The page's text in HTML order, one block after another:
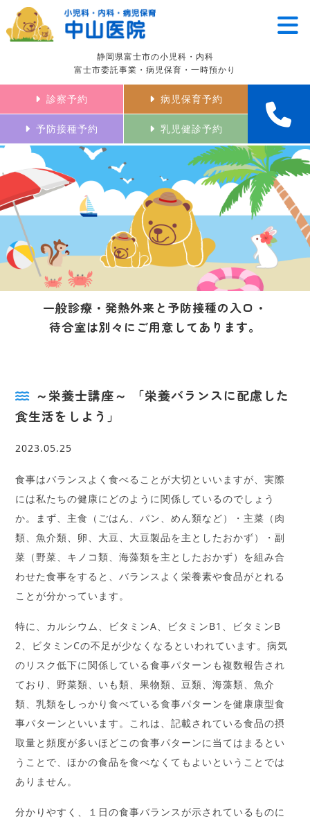
静岡県富士市の小児科・内科
富士市委託事業・病児保育・一時預かり
診察予約 病児保育予約
予防接種予約 乳児健診予約
一般診療・発熱外来と予防接種の入口・
待合室は別々にご用意してあります。
～栄養士講座～ 「栄養バランスに配慮した
食生活をしよう」
2023.05.25
食事はバランスよく食べることが大切といいますが、実際
には私たちの健康にどのように関係しているのでしょう
か。まず、主食（ごはん、パン、めん類など）・主菜（肉
類、魚介類、卵、大豆、大豆製品を主としたおかず）・副
菜（野菜、キノコ類、海藻類を主としたおかず）を組み合
わせた食事をすると、バランスよく栄養素や食品がとれる
ことが分かっています。
特に、カルシウム、ビタミンA、ビタミンB1、ビタミンB
2、ビタミンCの不足が少なくなるといわれています。病気
のリスク低下に関係している食事パターンも複数報告され
ており、野菜類、いも類、果物類、豆類、海藻類、魚介
類、乳類をしっかり食べている食事パターンを健康康型食
事パターンといいます。これは、記載されている食品の摂
取量と頻度が多いほどこの食事パターンに当てはまるとい
うことで、ほかの食品を食べなくてもよいということでは
ありません。
分かりやすく、１日の食事バランスが示されているものに